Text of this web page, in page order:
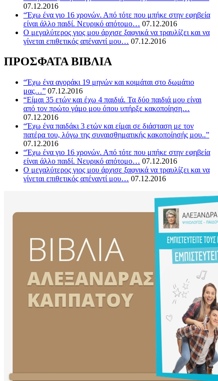
07.12.2016
“Έχω ένα γιο 16 χρονών. Από τότε που μπήκε στην εφηβεία
είναι άλλο παιδί. Νευρικό απότομο… 07.12.2016
O μεγαλύτερος γιος μου άρχισε ξαφνικά να τραυλίζει και να
γίνεται επιθετικός απέναντί μου… 07.12.2016
ΠΡΟΣΦΑΤΑ ΒΙΒΛΙΑ
“Έχω ένα αγοράκι 19 μηνών και κοιμάται στο δωμάτιο
μας…” 07.12.2016
“Είμαι 35 ετών και έχω 4 παιδιά. Τα δύο παιδιά μου είναι
από τον πρώτο γάμο μου όπου υπήρξε κακοποίηση…
07.12.2016
“Έχω ένα παιδάκι 3 ετών και είμαι σε διάσταση με τον
πατέρα του, λόγω της συναισθηματικής κακοποίησής μου..”
07.12.2016
“Έχω ένα γιο 16 χρονών. Από τότε που μπήκε στην εφηβεία
είναι άλλο παιδί. Νευρικό απότομο… 07.12.2016
O μεγαλύτερος γιος μου άρχισε ξαφνικά να τραυλίζει και να
γίνεται επιθετικός απέναντί μου… 07.12.2016